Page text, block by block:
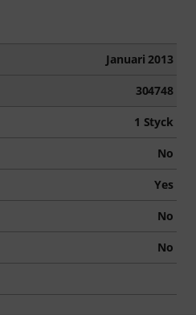
Januari 2013
304748
1 Styck
No
Yes
No
No